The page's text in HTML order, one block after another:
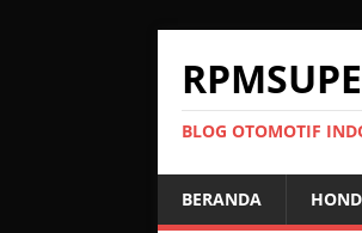
BLOG OTOMOTIF
BERANDA